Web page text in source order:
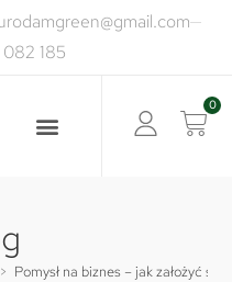
185
0
> Pomysł na biznes – jak założyć